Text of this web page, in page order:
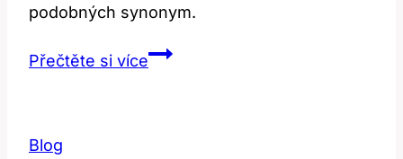
podobných synonym.
Přečtěte si víceLie:
Blog